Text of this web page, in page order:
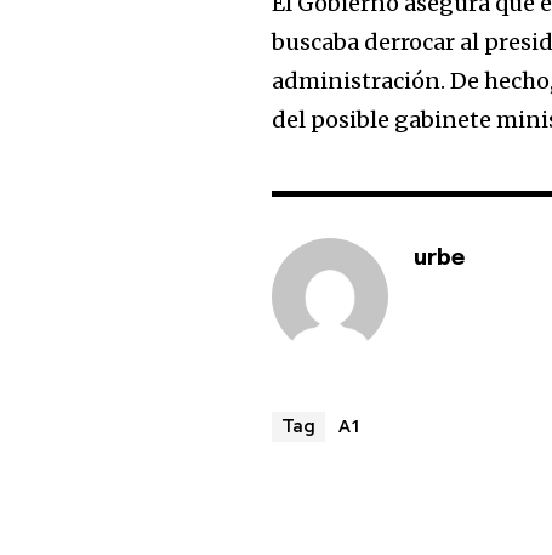
buscaba derrocar al
administración. De
del posible gabinete
urbe
Tag A1